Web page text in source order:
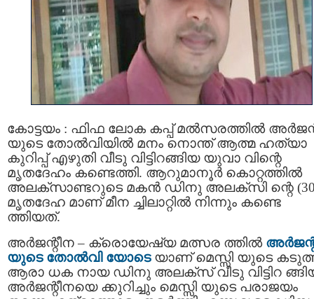
കോട്ടയം : ഫിഫ ലോക കപ്പ് മല്‍സരത്തില്‍
യുടെ തോൽവിയിൽ മനം നൊന്ത് ആത്മ ഹത്യാ
കുറിപ്പ് എഴുതി വീടു വിട്ടിറങ്ങിയ യുവാ വിന്റെ
മൃതദേഹം കണ്ടെത്തി. ആറുമാനൂർ കൊറ്റത്തിൽ
അലക്സാണ്ടറുടെ മകൻ ഡിനു അലക്സി ന്റെ
മൃതദേഹ മാണ് മീന ച്ചിലാറ്റില്‍ നിന്നും കണ്ടെ
ത്തിയത്.
അര്‍ജന്റീന – ക്രൊയേഷ്യ മത്സര ത്തില്‍
യുടെ തോല്‍വി യോടെയാണ് മെസ്സി യുടെ
ആരാ ധക നായ ഡിനു അലക്സ് വീടു വിട്ടിറ
അർജന്റീനയെ ക്കുറിച്ചും മെസ്സി യുടെ പരാജയം